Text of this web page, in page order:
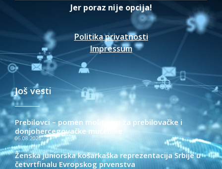
Jer poraz nije opcija!
Politika privatnosti
Impressum
Još vesti
Prebilovci – pomen molitvom za prebilovačke i
donjohercegovačke mučenike
06.08.2026.
Ženska juniorska košarkaška reprezentacija Srbije u
četvrtfinalu Evropskog prvenstva